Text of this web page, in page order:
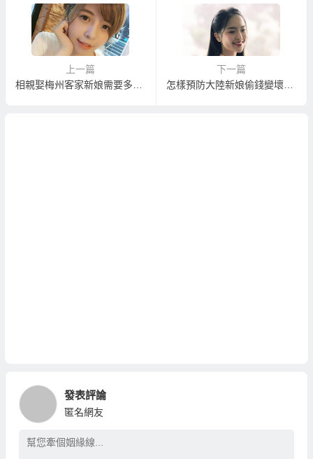
上一篇
下一篇
怎樣預防大陸新娘偷錢變壞逃跑？
發表評論
匿名網友